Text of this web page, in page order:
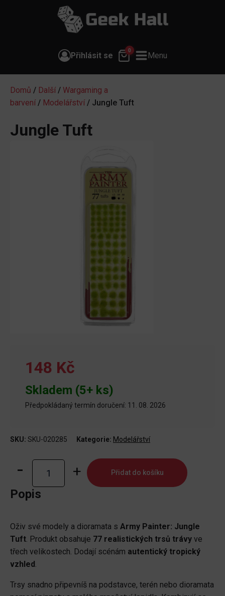
Přihlásit se
0
Menu
Domů / Další / Wargaming a
barvení / Modelářství / Jungle Tuft
Jungle Tuft
148 Kč
Skladem (5+ ks)
Předpokládaný termín doručení: 11. 08. 2026
SKU: SKU-020285 Kategorie: Modelářství
Jungle
množství
Přidat do košíku
Popis
Oživ své modely a dioramata s Army Painter: Jungle
Tuft. Produkt obsahuje 77 realistických trsů trávy ve
třech velikostech. Dodají scénám autentický tropický
vzhled.
Trsy snadno připevníš na podstavce, terén nebo dioramata